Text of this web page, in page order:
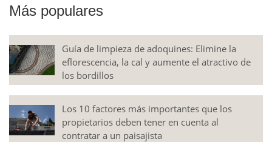
Más populares
Guía de limpieza de adoquines: Elimine la
eflorescencia, la cal y aumente el atractivo de
los bordillos
Los 10 factores más importantes que los
propietarios deben tener en cuenta al
contratar a un paisajista